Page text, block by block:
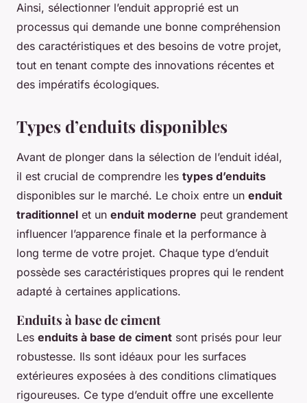
Ainsi, sélectionner l’enduit approprié est un
processus qui demande une bonne compréhension
des caractéristiques et des besoins de votre projet,
tout en tenant compte des innovations récentes et
des impératifs écologiques.
Types d’enduits disponibles
Avant de plonger dans la sélection de l’enduit idéal,
il est crucial de comprendre les types d’enduits
disponibles sur le marché. Le choix entre un enduit
traditionnel et un enduit moderne peut grandement
influencer l’apparence finale et la performance à
long terme de votre projet. Chaque type d’enduit
possède ses caractéristiques propres qui le rendent
adapté à certaines applications.
Enduits à base de ciment
Les enduits à base de ciment sont prisés pour leur
robustesse. Ils sont idéaux pour les surfaces
extérieures exposées à des conditions climatiques
rigoureuses. Ce type d’enduit offre une excellente